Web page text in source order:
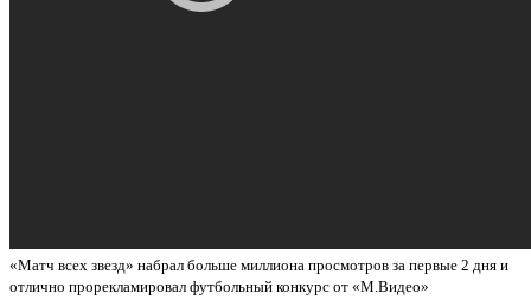
«Матч всех звезд» набрал больше миллиона просмотров за первые 2 дня и
отлично прорекламировал футбольный конкурс от «М.Видео»